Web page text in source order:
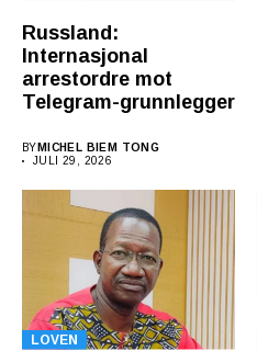
Russland:
Internasjonal
arrestordre mot
Telegram-grunnlegger
BY MICHEL BIEM TONG
JULI 29, 2026
LOVEN